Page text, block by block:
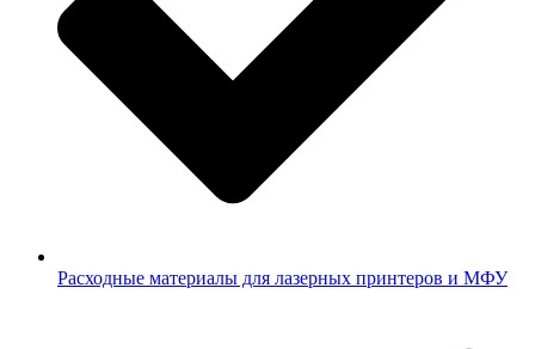
Расходные материалы для лазерных принтеров и МФУ